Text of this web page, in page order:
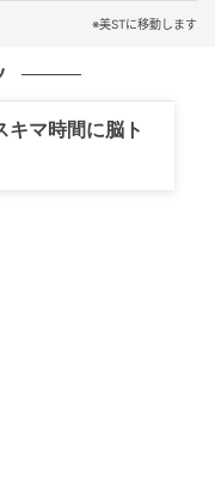
んで塗布するのが
ケア＆カラー・セ
ーチーク 04
ーター 1.8g
※美STに移動します
キマ時間に脳ト